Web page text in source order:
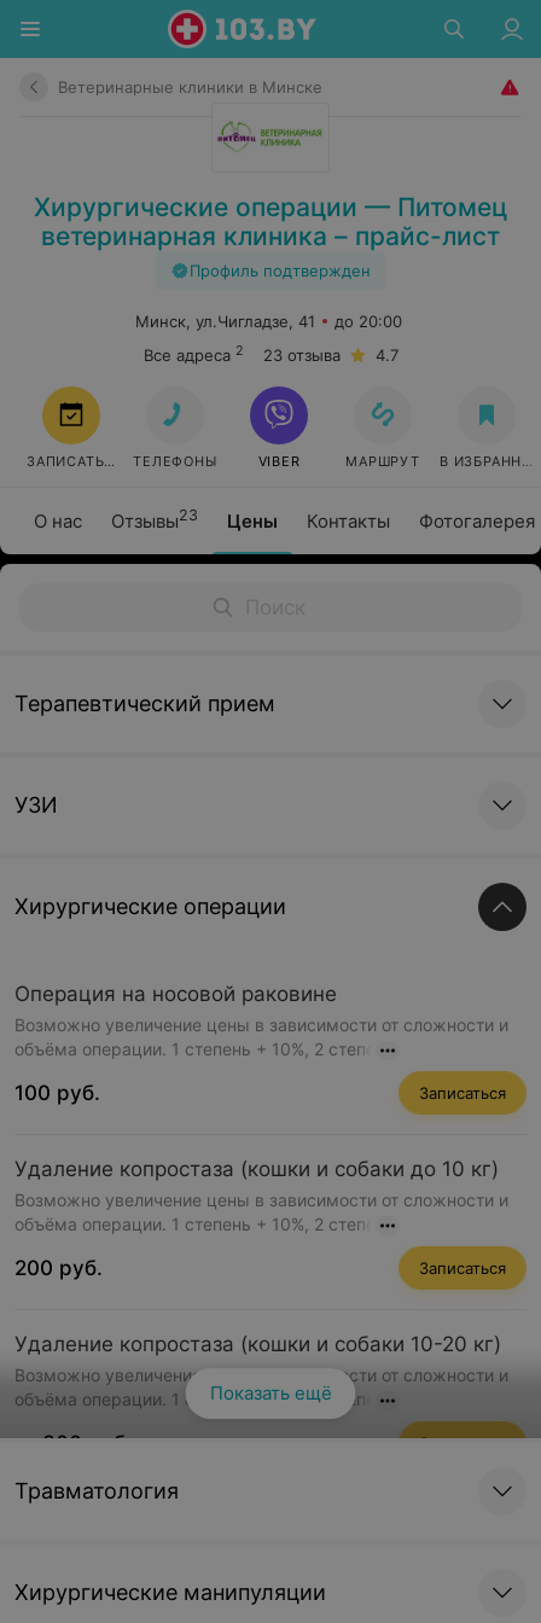
Ветеринарные клиники в Минске
Хирургические операции — Питомец
ветеринарная клиника – прайс-лист
Профиль подтвержден
О нас Отзывы23 Цены Контакты Фотогалерея
Минск, ул.Чигладзе, 41
до 20:00
Все адреса 2 23 отзыва 4.7
ЗАПИСАТЬСЯ ТЕЛЕФОНЫ VIBER МАРШРУТ В ИЗБРАННОЕ
Терапевтический прием
УЗИ
Хирургические операции
Операция на носовой раковине
Возможно увеличение цены в зависимости от сложности и
объёма операции. 1 степень + 10%, 2 степе
100 руб. Записаться
Удаление копростаза (кошки и собаки до 10 кг)
Возможно увеличение цены в зависимости от сложности и
объёма операции. 1 степень + 10%, 2 степе
200 руб. Записаться
Удаление копростаза (кошки и собаки 10-20 кг)
Возможно увеличение цены в зависимости от сложности и
объёма операции. 1 степень + 10%, 2 степе
от 300 руб. Записаться
объёма операции. 1 степень + 10%, 2 степе
Показать ещё
Травматология
Хирургические манипуляции